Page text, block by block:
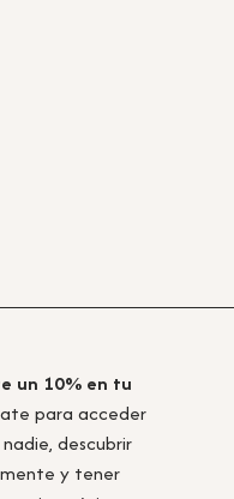
un 10% en tu
para acceder
descubrir
y tener